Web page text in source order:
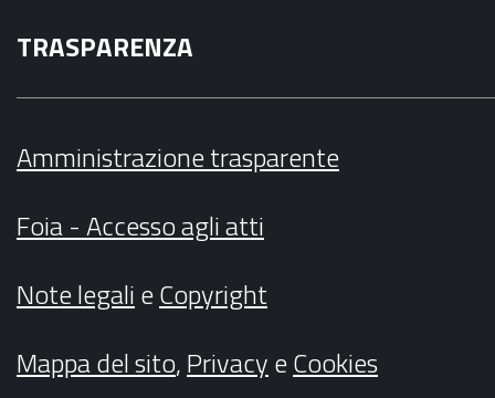
TRASPARENZA
Amministrazione trasparente
Foia - Accesso agli atti
Note legalieCopyright
Mappa del sito,PrivacyeCookies